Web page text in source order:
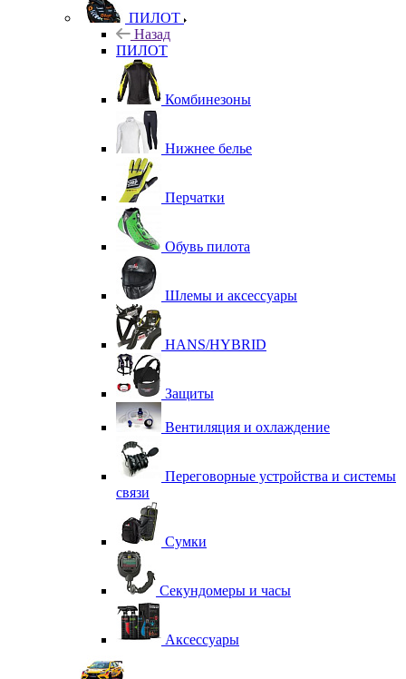
ПИЛОТ
Назад
ПИЛОТ
Комбинезоны
Нижнее белье
Перчатки
Обувь пилота
Шлемы и аксессуары
HANS/HYBRID
Защиты
Вентиляция и охлаждение
Переговорные устройства и системы
связи
Сумки
Секундомеры и часы
Аксессуары